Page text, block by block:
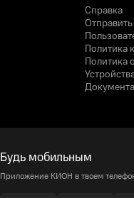
Справка
Политика
Политика
Будь мобильным
Приложение КИОН в твоем